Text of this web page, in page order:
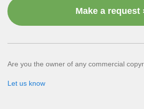
Make a request
Are you the owner of any commercial
Let us know